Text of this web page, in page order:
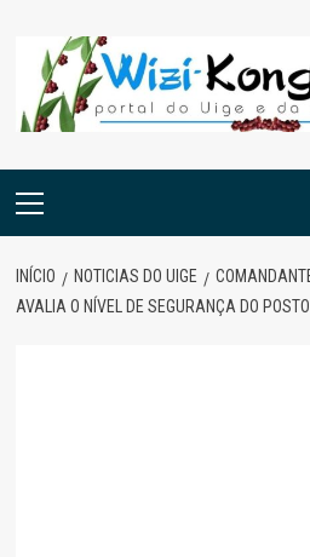
content
Menu
INÍCIO NOTICIAS DO UIGE
AVALIA O NÍVEL DE SEGURANÇA DO